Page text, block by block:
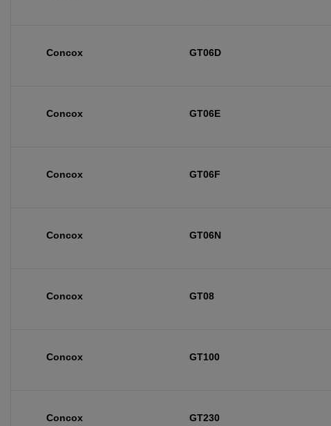
Concox GT06D
Concox GT06E
Concox GT06F
Concox GT06N
Concox GT08
Concox GT100
Concox GT230